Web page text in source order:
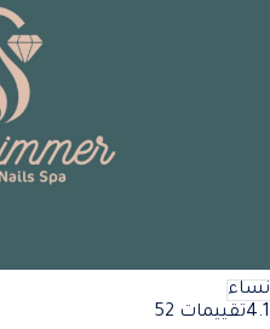
أفضل ماسك_قناع للعناية
أفضل
نساء
4.1تقييمات 52